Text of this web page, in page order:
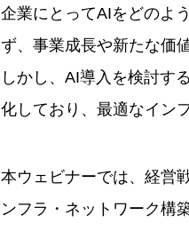
企業にとってAIをどのよ
ず、事業成長や新たな価
しかし、AI導入を検討す
化しており、最適なイン
本ウェビナーでは、経営
ンフラ・ネットワーク構